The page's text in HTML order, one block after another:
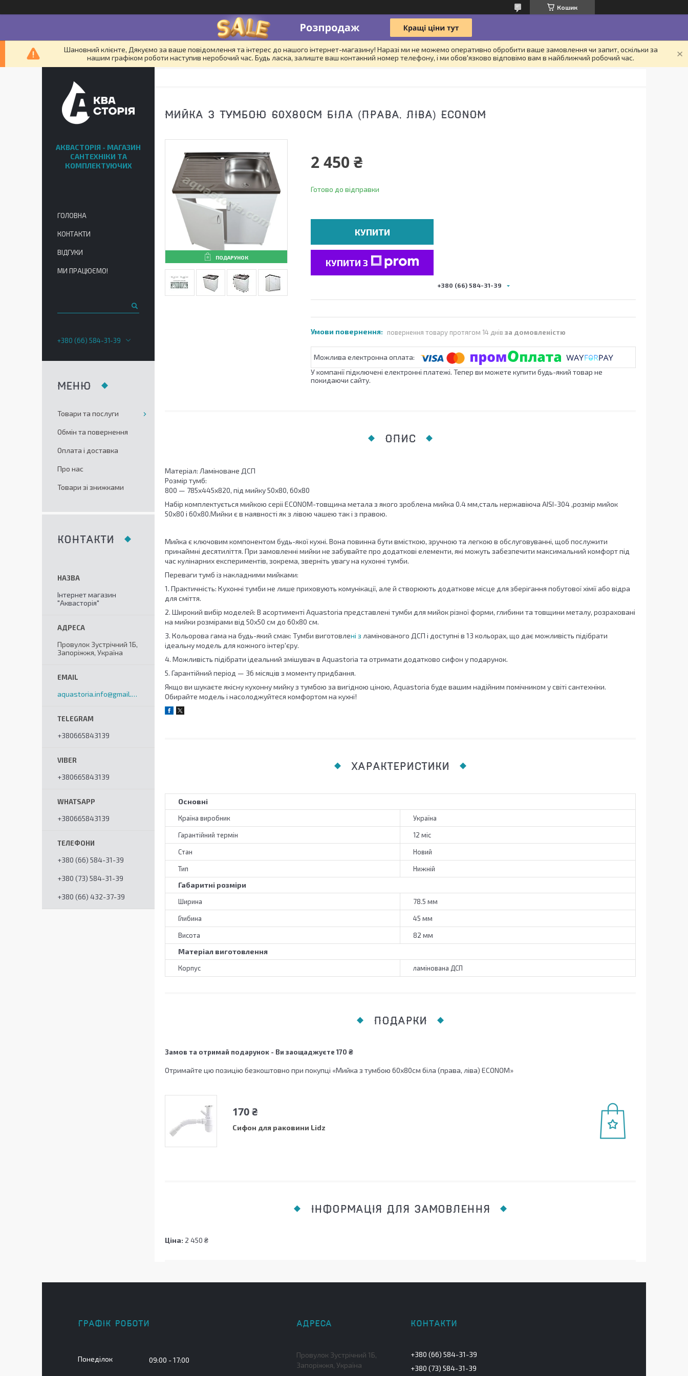
Кошик
Шановний клієнте, Дякуємо за ваше повідомлення та інтерес до нашого інтернет-магазину! Наразі ми не можемо оперативно обробити ваше замовлення чи запит, оскільки за
нашим графіком роботи наступив неробочий час. Будь ласка, залиште ваш контакний номер телефону, і ми обов'язково відповімо вам в найближчий робочий час.
МИЙКА З ТУМБОЮ 60Х80СМ БІЛА (ПРАВА, ЛІВА) ECONOM
ПОДАРУНОК
2 450 ₴
Готово до відправки
КУПИТИ
КУПИТИ З
+380 (66) 584-31-39
повернення товару протягом 14 днів за домовленістю
У компанії підключені електронні платежі. Тепер ви можете купити будь-який товар не
покидаючи сайту.
ОПИС
Матеріал: Ламіноване ДСП
Розмір тумб:
800 — 785х445х820, під мийку 50х80, 60х80
Набір комплектується мийкою серіі ECONOM-товщина метала з якого зроблена мийка 0.4 мм,сталь нержавіюча AISI-304 ,розмір мийок
50х80 і 60х80.Мийки є в наявності як з лівою чашею так і з правою.
Мийка є ключовим компонентом будь-якої кухні. Вона повинна бути вмісткою, зручною та легкою в обслуговуванні, щоб послужити
принаймні десятиліття. При замовленні мийки не забувайте про додаткові елементи, які можуть забезпечити максимальний комфорт під
час кулінарних експериментів, зокрема, зверніть увагу на кухонні тумби.
Переваги тумб із накладними мийками:
1. Практичність: Кухонні тумби не лише приховують комунікації, але й створюють додаткове місце для зберігання побутової хімії або відра
для сміття.
2. Широкий вибір моделей: В асортименті Aquastoria представлені тумби для мийок різної форми, глибини та товщини металу, розраховані
на мийки розмірами від 50х50 см до 60х80 см.
3. Кольорова гама на будь-який смак: Тумби виготовлені з ламінованого ДСП і доступні в 13 кольорах, що дає можливість підібрати
ідеальну модель для кожного інтер'єру.
4. Можливість підібрати ідеальний змішувач в Aquastoria та отримати додатково сифон у подарунок.
5. Гарантійний період — 36 місяців з моменту придбання.
Якщо ви шукаєте якісну кухонну мийку з тумбою за вигідною ціною, Aquastoria буде вашим надійним помічником у світі сантехніки.
Обирайте модель і насолоджуйтеся комфортом на кухні!
ХАРАКТЕРИСТИКИ
Основні
Країна виробник Україна
Гарантійний термін 12 міс
Стан Новий
Тип Нижній
Габаритні розміри
Ширина 78.5 мм
Глибина 45 мм
Висота 82 мм
Матеріал виготовлення
Корпус ламінована ДСП
ПОДАРКИ
Замов та отримай подарунок Ви заощаджуєте 170 ₴
Отримайте цю позицію безкоштовно при покупці «Мийка з тумбою 60х80см біла (права, ліва) ECONOM»
170 ₴
Сифон для раковини Lidz
ІНФОРМАЦІЯ ДЛЯ ЗАМОВЛЕННЯ
Ціна: 2 450 ₴
АКВАСТОРІЯ - МАГАЗИН
САНТЕХНІКИ ТА
КОМПЛЕКТУЮЧИХ
ГОЛОВНА
КОНТАКТИ
ВІДГУКИ
МИ ПРАЦЮЄМО!
+380 (66) 584-31-39
Товари та послуги
Обмін та повернення
Оплата і доставка
Про нас
Товари зі знижками
КОНТАКТИ
Інтернет магазин
"Аквасторія"
Провулок Зустрічний 1Б,
Запоріжжя, Україна
aquastoria.info@gmail.com
+380665843139
+380665843139
+380665843139
+380 (66) 584-31-39
+380 (73) 584-31-39
+380 (66) 432-37-39
ГРАФІК РОБОТИ
Понеділок 09:00 17:00
Провулок Зустрічний 1Б,
Запоріжжя, Україна
+380 (66) 584-31-39
+380 (73) 584-31-39